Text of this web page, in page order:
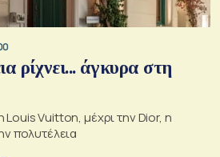
ρίχνει... άγκυρα στη
Louis Vuitton, μέχρι την Dior, η
πολυτέλεια